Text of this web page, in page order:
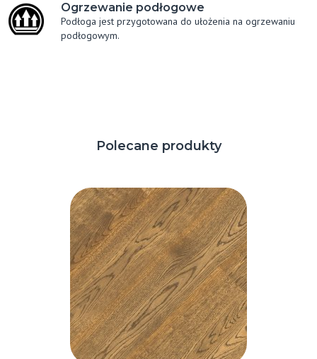
Ogrzewanie podłogowe
Podłoga jest przygotowana do ułożenia na ogrzewaniu
podłogowym.
Polecane produkty